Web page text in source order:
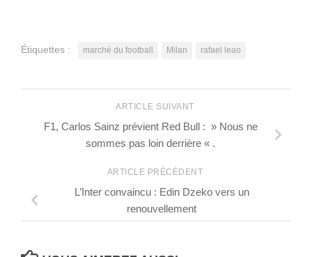
Étiquettes : marché du football Milan rafael leao
ARTICLE SUIVANT
F1, Carlos Sainz prévient Red Bull : » Nous ne
sommes pas loin derrière « .
ARTICLE PRÉCÉDENT
L’Inter convaincu : Edin Dzeko vers un
renouvellement